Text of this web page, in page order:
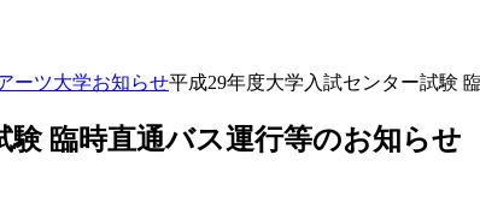
ーツ大学お知らせ平成29年度大学入試センター試験
験 臨時直通バス運行等のお知らせ